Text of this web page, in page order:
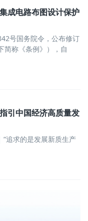
成电路布图设计保护
号国务院令，公布修订
简称《条例》），自
引中国经济高质量发
追求的是发展新质生产